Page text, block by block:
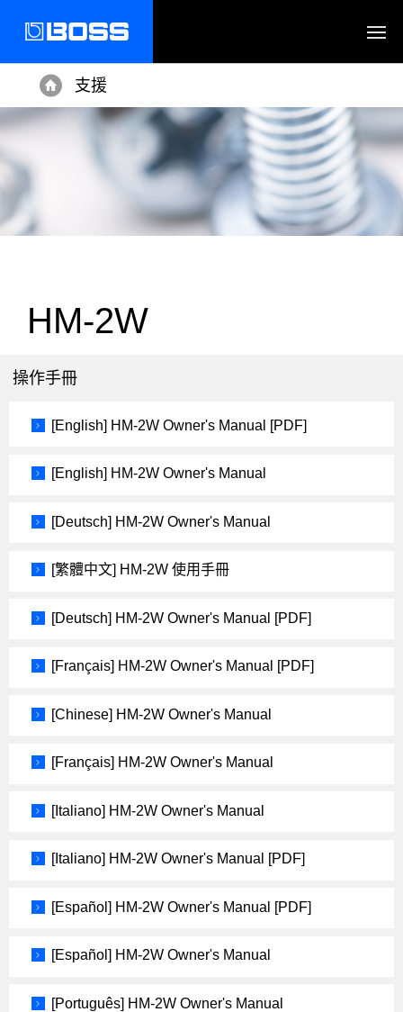
Home
支援
HM-2W
操作手冊
[English] HM-2W Owner's Manual [PDF]
[English] HM-2W Owner's Manual
[Deutsch] HM-2W Owner's Manual
[繁體中文] HM-2W 使用手冊
[Deutsch] HM-2W Owner's Manual [PDF]
[Français] HM-2W Owner's Manual [PDF]
[Chinese] HM-2W Owner's Manual
[Français] HM-2W Owner's Manual
[Italiano] HM-2W Owner's Manual
[Italiano] HM-2W Owner's Manual [PDF]
[Español] HM-2W Owner's Manual [PDF]
[Español] HM-2W Owner's Manual
[Português] HM-2W Owner's Manual